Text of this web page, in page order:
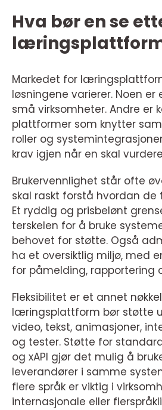
Hva bør en se
Markedet for
løsningene varierer. Noen er
små virksomheter. Andre er
plattformer som knytter
roller og
krav igjen når en skal
Brukervennlighet står ofte
skal raskt forstå hvordan de
Et ryddig og prisbelønt
terskelen for å bruke
behovet for støtte. Også
ha et oversiktlig miljø, med
for påmelding, rapportering
Fleksibilitet er et annet
læringsplattform bør støtte
video, tekst, animasjoner,
og tester. Støtte for
og xAPI gjør det mulig å
leverandører i samme
flere språk er viktig i
internasjonale eller